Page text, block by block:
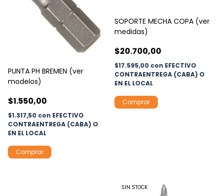
PUNTA PH BREMEN (ver
modelos)
$1.550,00
$1.317,50 con EFECTIVO
CONTRAENTREGA (CABA) O
EN EL LOCAL
Comprar
SOPORTE MECHA COPA (ver
medidas)
$20.700,00
$17.595,00 con EFECTIVO
CONTRAENTREGA (CABA) O
EN EL LOCAL
Comprar
SIN STOCK